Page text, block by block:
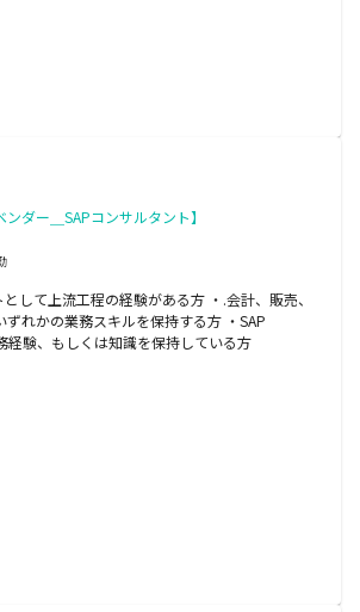
ンダー＿SAPコンサルタント】
して上流工程の経験がある方 ・.会計、販売、
ずれかの業務スキルを保持する方 ・SAP
経験、もしくは知識を保持している方